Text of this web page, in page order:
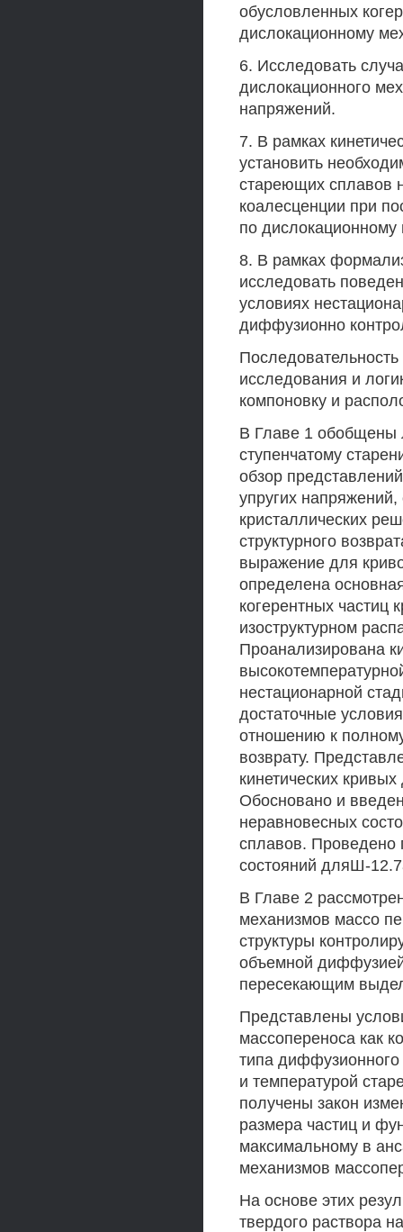
обусловленных
дислокационному
6. Исследовать
дислокационного
напряжений.
7. В рамках
установить
стареющих сплавов
коалесценции при
по дислокационному
8. В рамках
исследовать
условиях
диффузионно
исследования и
компоновку и
В Главе 1 обобщены
ступенчатому
обзор
упругих
кристаллических
структурного
выражение для
определена
когерентных частиц
изоструктурном
Проанализирована
нестационарной
достаточные
отношению к
возврату.
кинетических
Обосновано и
неравновесных
сплавов. Проведено
состояний дляШ-
В Главе 2
механизмов массо
структуры
объемной
пересекающим
Представлены
массопереноса как
типа
и температурой
получены закон
размера частиц и
максимальному в
механизмов
На основе этих
твердого раствора